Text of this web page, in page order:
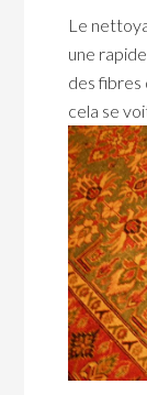
Le
une
des fibres
cela se